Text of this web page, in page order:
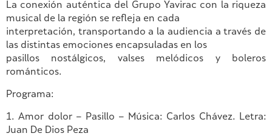
La conexión auténtica del Grupo Yavirac con la riqueza
musical de la región se refleja en cada
interpretación, transportando a la audiencia a través de
las distintas emociones encapsuladas en los
pasillos nostálgicos, valses melódicos y boleros
románticos.
Programa:
1. Amor dolor – Pasillo – Música: Carlos Chávez. Letra:
Juan De Dios Peza